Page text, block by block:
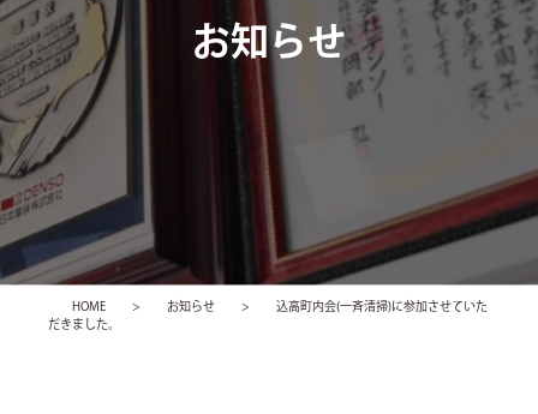
会社概要
Company
お知らせ
HOME > お知らせ >
込高町内会(一斉清掃)に参加させていた
だきました。